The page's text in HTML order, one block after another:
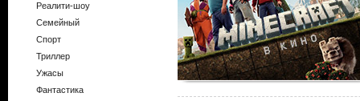
Реалити-шоу
Семейный
Спорт
Триллер
Ужасы
Фантастика